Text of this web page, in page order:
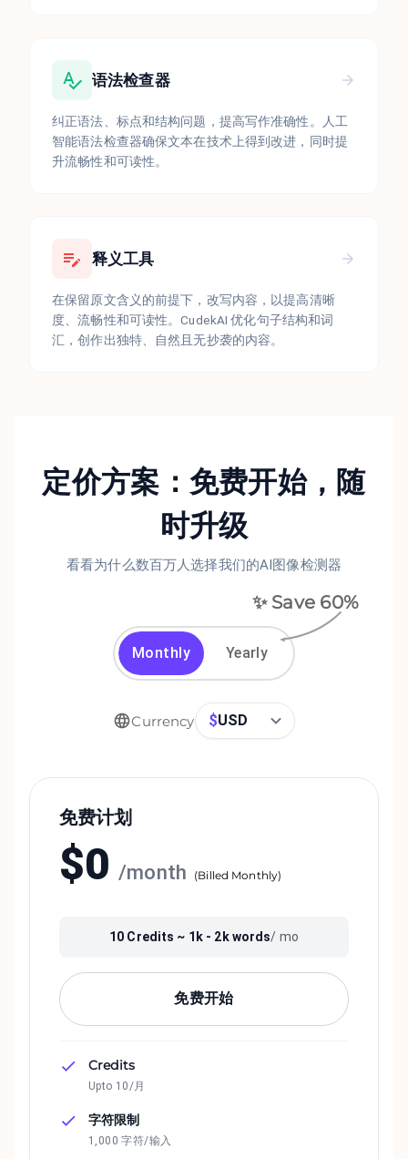
语法检查器
纠正语法、标点和结构问题，提高写作准确性。人工
智能语法检查器确保文本在技术上得到改进，同时提
升流畅性和可读性。
释义工具
在保留原文含义的前提下，改写内容，以提高清晰
度、流畅性和可读性。CudekAI 优化句子结构和词
汇，创作出独特、自然且无抄袭的内容。
定价方案：免费开始，随
时升级
看看为什么数百万人选择我们的AI图像检测器
✨ Save 60%
Monthly Yearly
Currency $USD
免费计划
$0 /month (Billed Monthly)
10 Credits ~ 1k - 2kwords/ mo
免费开始
Credits
Upto 10/月
字符限制
1,000 字符/输入